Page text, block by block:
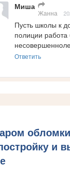
Миша
Жанна
Пусть школы к
полиции работа
Ответить
и